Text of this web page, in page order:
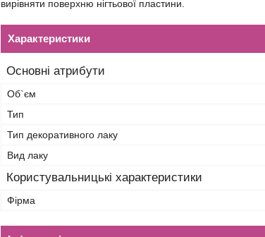
вирівняти поверхню нігтьової пластини.
Характеристики
Основні атрибути
Об`єм
Тип
Тип декоративного лаку
Вид лаку
Користувальницькі характеристики
Фірма